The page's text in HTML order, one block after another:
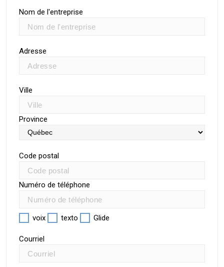
Nom de l'entreprise
Adresse
Ville
Province
Code postal
Numéro de téléphone
voix texto Glide
Courriel